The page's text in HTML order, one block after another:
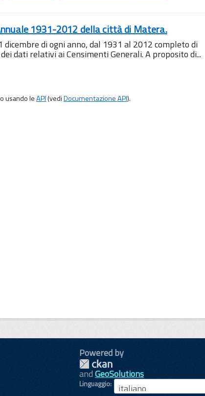
1931-2012 della città di Matera.
di ogni anno, dal 1931 al 2012 completo di
dati relativi ai Censimenti Generali. A proposito di...
usando leAPI(vediDocumentazione API).
Powered by
andGeoSolutions
Linguaggio